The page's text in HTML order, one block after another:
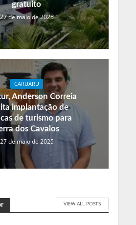
gratuito
27 de maio de 2025
CARUARU
Anderson Correia
implantação de
de turismo para
dos Cavalos
27 de maio de 2025
VIEW ALL POSTS